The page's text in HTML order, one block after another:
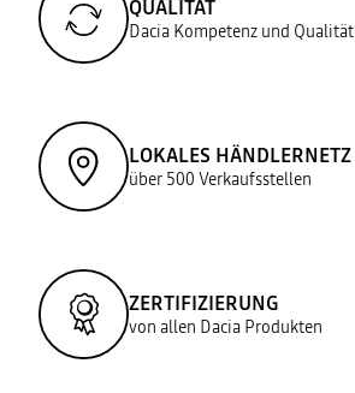
QUALITÄT
Dacia Kompetenz und Qualität
LOKALES HÄNDLERNETZ
über 500 Verkaufsstellen
ZERTIFIZIERUNG
von allen Dacia Produkten